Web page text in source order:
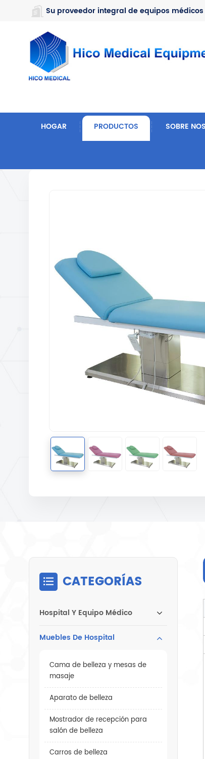
https://www.microsoft.com/en-us/microsoft-teams/log-in
Su proveedor integral de equipos médicos
HOGAR PRODUCTOS SOBRE
CATEGORÍAS
Hospital Y Equipo Médico
Muebles De Hospital
Cama de belleza y mesas de
masaje
Aparato de belleza
Mostrador de recepción para
salón de belleza
Carros de belleza